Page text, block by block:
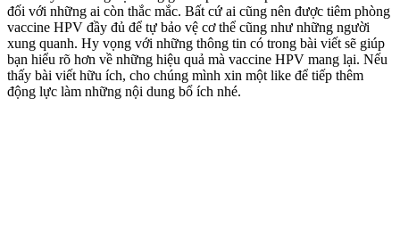
đối với những ai còn thắc mắc. Bất cứ ai cũng nên được tiêm phòng
vaccine HPV đầy đủ để tự bảo vệ cơ thể cũng như những người
xung quanh. Hy vọng với những thông tin có trong bài viết sẽ giúp
bạn hiểu rõ hơn về những hiệu quả mà vaccine HPV mang lại. Nếu
thấy bài viết hữu ích, cho chúng mình xin một like để tiếp thêm
động lực làm những nội dung bổ ích nhé.